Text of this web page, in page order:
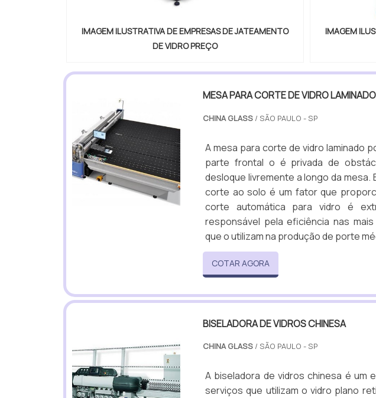
IMAGEM ILUSTRATIVA DE EMPRESAS DE JATEAMENTO
DE VIDRO PREÇO
IMAGEM
MESA PARA CORTE DE VIDRO LAMINADO
CHINA GLASS/ SÃO PAULO - SP
A mesa para corte de vidro laminado
parte frontal o é privada de
desloque livremente a longo da
corte ao solo é um fator que
corte automática para vidro é
responsável pela eficiência nas
que o utilizam na produção de porte
COTAR AGORA
BISELADORA DE VIDROS CHINESA
CHINA GLASS/ SÃO PAULO - SP
A biseladora de vidros chinesa é um
serviços que utilizam o vidro plano